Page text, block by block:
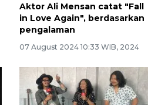
Aktor Ali Mensan catat "Fall
in Love Again", berdasarkan
pengalaman
07 August 2024 10:33 WIB, 2024